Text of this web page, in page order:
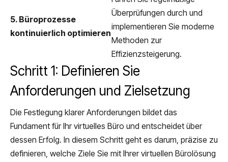
5. Büroprozesse
kontinuierlich optimieren
Überprüfungen durch und
implementieren Sie moderne
Methoden zur
Effizienzsteigerung.
Schritt 1: Definieren Sie
Anforderungen und Zielsetzung
Die Festlegung klarer Anforderungen bildet das
Fundament für Ihr virtuelles Büro und entscheidet über
dessen Erfolg. In diesem Schritt geht es darum, präzise zu
definieren, welche Ziele Sie mit Ihrer virtuellen Bürolösung